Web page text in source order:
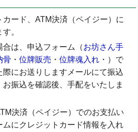
ード、ATM決済（ペイジー）に
。
は、申込フォーム（お坊さん手
骨 ・位牌販売 ・位牌魂入れ ・ ）で
にお送りしますメールにて振込
振込を確認後、手配をいたしま
決済（ペイジー）でのお支払い
にクレジットカード情報を入れ